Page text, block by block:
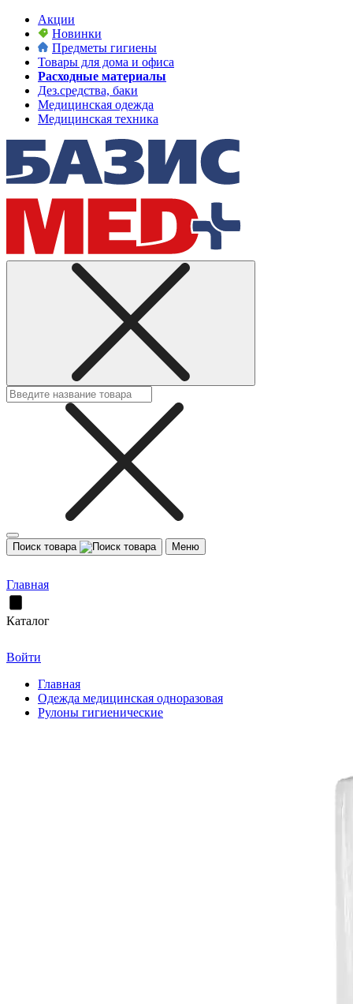
Акции
Новинки
Предметы гигиены
Товары для дома и офиса
Расходные материалы
Дез.средства, баки
Медицинская одежда
Медицинская техника
Поиск товара Меню
Главная
Каталог
Войти
Главная
Одежда медицинская одноразовая
Рулоны гигиенические